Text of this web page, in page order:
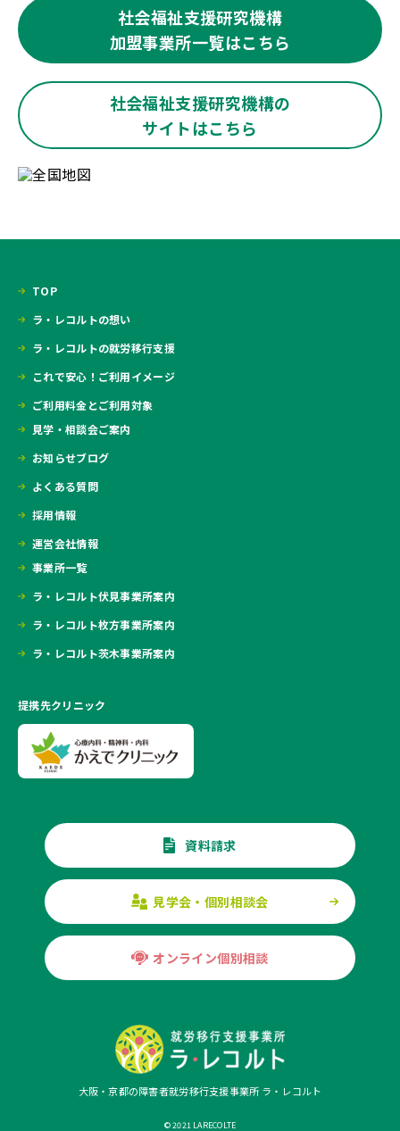
社会福祉支援研究機構
加盟事業所一覧はこちら
社会福祉支援研究機構の
サイトはこちら
TOP
ラ・レコルトの想い
ラ・レコルトの就労移行支援
これで安心！ご利用イメージ
ご利用料金とご利用対象
見学・相談会ご案内
お知らせブログ
よくある質問
採用情報
運営会社情報
事業所一覧
ラ・レコルト伏見事業所案内
ラ・レコルト枚方事業所案内
ラ・レコルト茨木事業所案内
提携先クリニック
資料請求
見学会・個別相談会
オンライン個別相談
大阪・京都の障害者就労移行支援事業所 ラ・レコルト
© 2021 LARECOLTE